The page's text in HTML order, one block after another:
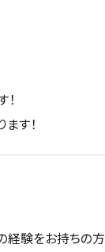
す！
経験をお持ちの方